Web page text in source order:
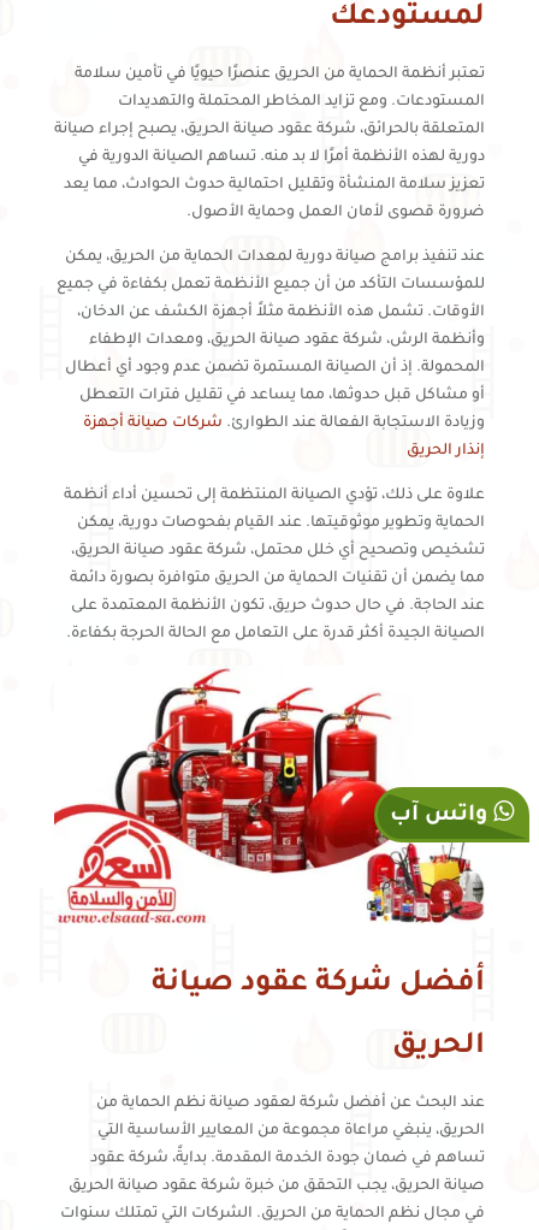
لمستودعك
تعتبر أنظمة الحماية من الحريق عنصرًا حيويًا في تأمين سلامة
المستودعات. ومع تزايد المخاطر المحتملة والتهديدات
المتعلقة بالحرائق، شركة عقود صيانة الحريق، يصبح إجراء صيانة
دورية لهذه الأنظمة أمرًا لا بد منه. تساهم الصيانة الدورية في
تعزيز سلامة المنشأة وتقليل احتمالية حدوث الحوادث، مما يعد
ضرورة قصوى لأمان العمل وحماية الأصول.
عند تنفيذ برامج صيانة دورية لمعدات الحماية من الحريق، يمكن
للمؤسسات التأكد من أن جميع الأنظمة تعمل بكفاءة في جميع
الأوقات. تشمل هذه الأنظمة مثلاً أجهزة الكشف عن الدخان،
وأنظمة الرش، شركة عقود صيانة الحريق، ومعدات الإطفاء
المحمولة. إذ أن الصيانة المستمرة تضمن عدم وجود أي أعطال
أو مشاكل قبل حدوثها، مما يساعد في تقليل فترات التعطل
وزيادة الاستجابة الفعالة عند الطوارئ. شركات صيانة أجهزة
إنذار الحريق
علاوة على ذلك، تؤدي الصيانة المنتظمة إلى تحسين أداء أنظمة
الحماية وتطوير موثوقيتها. عند القيام بفحوصات دورية، يمكن
تشخيص وتصحيح أي خلل محتمل، شركة عقود صيانة الحريق،
مما يضمن أن تقنيات الحماية من الحريق متوافرة بصورة دائمة
عند الحاجة. في حال حدوث حريق، تكون الأنظمة المعتمدة على
الصيانة الجيدة أكثر قدرة على التعامل مع الحالة الحرجة بكفاءة.
أفضل شركة عقود صيانة
الحريق
عند البحث عن أفضل شركة لعقود صيانة نظم الحماية من
الحريق، ينبغي مراعاة مجموعة من المعايير الأساسية التي
تساهم في ضمان جودة الخدمة المقدمة. بدايةً، شركة عقود
صيانة الحريق، يجب التحقق من خبرة شركة عقود صيانة الحريق
في مجال نظم الحماية من الحريق. الشركات التي تمتلك سنوات
واتس آب